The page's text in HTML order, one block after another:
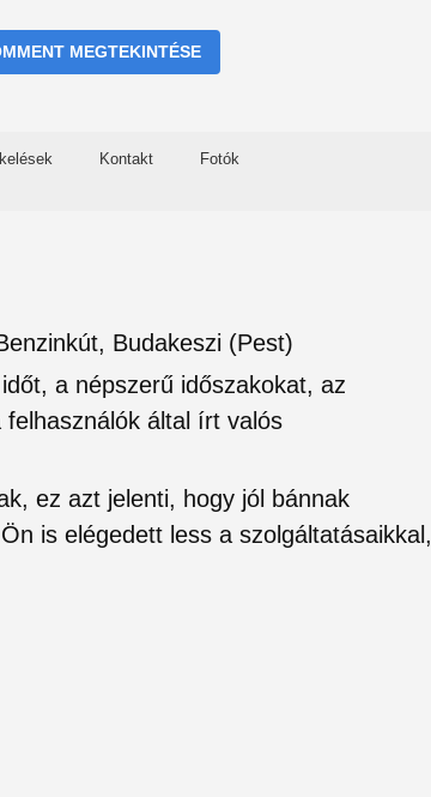
MEGTEKINTÉSE
Kontakt Fotók
Budakeszi (Pest)
a népszerű időszakokat, az
által írt valós
ez azt jelenti, hogy jól bánnak
is elégedett less a szolgáltatásaikkal,